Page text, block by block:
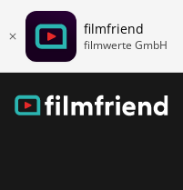
filmfriend
filmwerte GmbH